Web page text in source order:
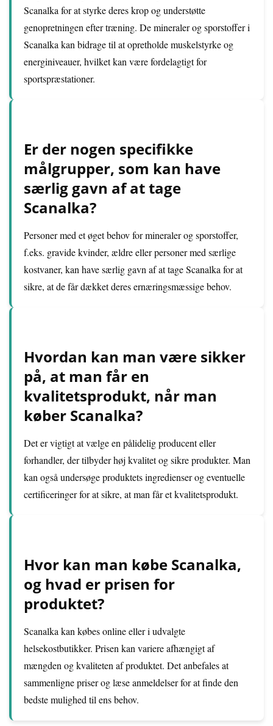
Scanalka for at styrke deres krop og understøtte
genopretningen efter træning. De mineraler og sporstoffer i
Scanalka kan bidrage til at opretholde muskelstyrke og
energiniveauer, hvilket kan være fordelagtigt for
sportspræstationer.
Er der nogen specifikke
målgrupper, som kan have
særlig gavn af at tage
Scanalka?
Personer med et øget behov for mineraler og sporstoffer,
f.eks. gravide kvinder, ældre eller personer med særlige
kostvaner, kan have særlig gavn af at tage Scanalka for at
sikre, at de får dækket deres ernæringsmæssige behov.
Hvordan kan man være sikker
på, at man får en
kvalitetsprodukt, når man
køber Scanalka?
Det er vigtigt at vælge en pålidelig producent eller
forhandler, der tilbyder høj kvalitet og sikre produkter. Man
kan også undersøge produktets ingredienser og eventuelle
certificeringer for at sikre, at man får et kvalitetsprodukt.
Hvor kan man købe Scanalka,
og hvad er prisen for
produktet?
Scanalka kan købes online eller i udvalgte
helsekostbutikker. Prisen kan variere afhængigt af
mængden og kvaliteten af produktet. Det anbefales at
sammenligne priser og læse anmeldelser for at finde den
bedste mulighed til ens behov.